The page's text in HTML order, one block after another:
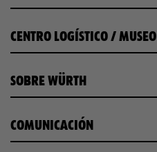
CENTRO LOGÍSTICO / MUSEO
SOBRE WÜRTH
COMUNICACIÓN